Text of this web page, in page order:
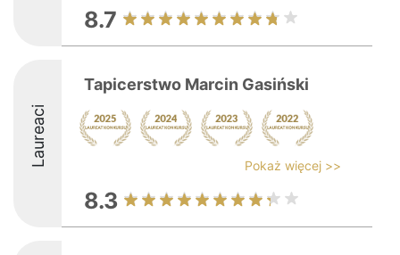
8.7
Laureaci
Tapicerstwo Marcin Gasiński
Pokaż więcej >>
8.3